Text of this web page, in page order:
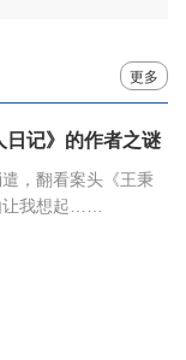
更多
日记》的作者之谜
，翻看案头《王秉
让我想起……